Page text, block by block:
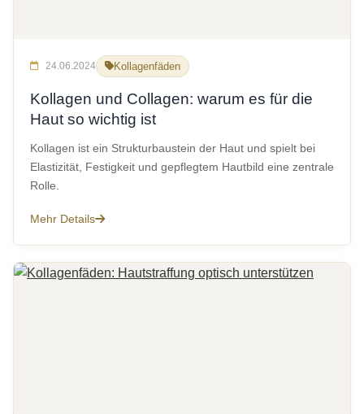
24.06.2024 Kollagenfäden
Kollagen und Collagen: warum es für die
Haut so wichtig ist
Kollagen ist ein Strukturbaustein der Haut und spielt bei
Elastizität, Festigkeit und gepflegtem Hautbild eine zentrale
Rolle.
Mehr Details